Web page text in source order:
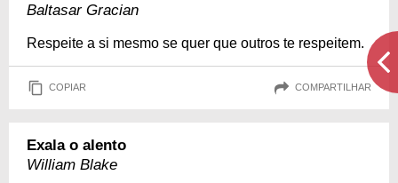
Baltasar Gracian
Respeite a si mesmo se quer que outros te respeitem.
COPIAR COMPARTILHAR
Exala o alento
William Blake